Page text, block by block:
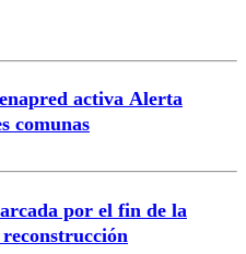
activa Alerta
comunas
por el fin de la